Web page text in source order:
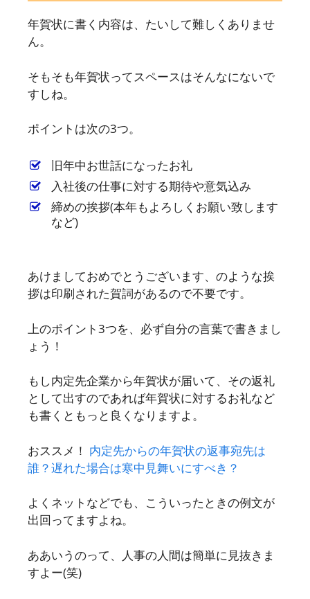
年賀状に書く内容は、たいして難しくありませ
ん。
そもそも年賀状ってスペースはそんなにないで
すしね。
ポイントは次の3つ。
旧年中お世話になったお礼
入社後の仕事に対する期待や意気込み
締めの挨拶(本年もよろしくお願い致します
など)
あけましておめでとうございます、のような挨
拶は印刷された賀詞があるので不要です。
上のポイント3つを、必ず自分の言葉で書きまし
ょう！
もし内定先企業から年賀状が届いて、その返礼
として出すのであれば年賀状に対するお礼など
も書くともっと良くなりますよ。
おススメ！ 内定先からの年賀状の返事宛先は
誰？遅れた場合は寒中見舞いにすべき？
よくネットなどでも、こういったときの例文が
出回ってますよね。
ああいうのって、人事の人間は簡単に見抜きま
すよー(笑)